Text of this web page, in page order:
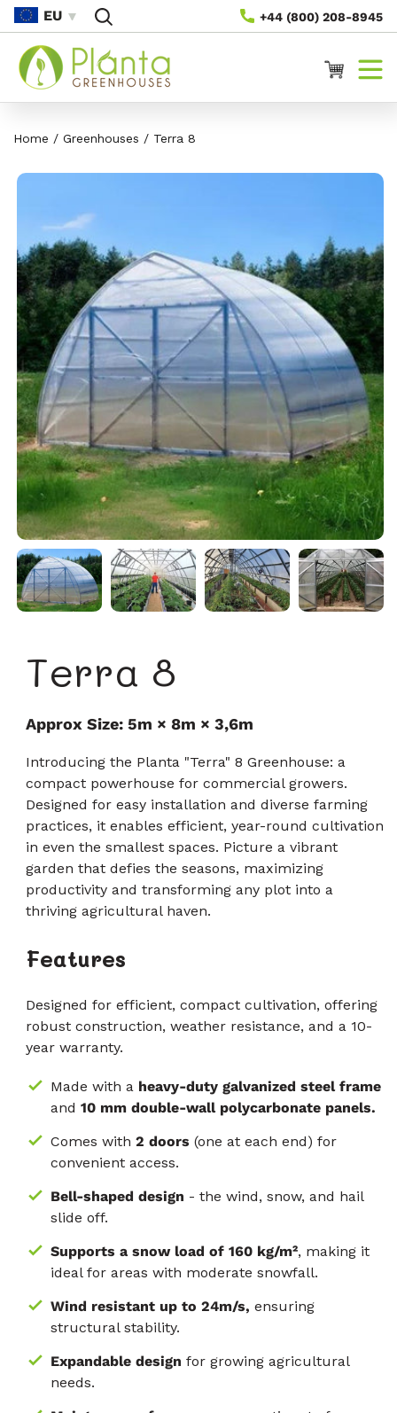
Para O
Conteúdo
+44 (800) 208-8945
EU
Carrinho
Home / Greenhouses / Terra 8
Terra 8
Approx Size: 5m × 8m × 3,6m
Introducing the Planta "Terra" 8 Greenhouse: a
compact powerhouse for commercial growers.
Designed for easy installation and diverse farming
practices, it enables efficient, year-round cultivation
in even the smallest spaces. Picture a vibrant
garden that defies the seasons, maximizing
productivity and transforming any plot into a
thriving agricultural haven.
Features
Designed for efficient, compact cultivation, offering
robust construction, weather resistance, and a 10-
year warranty.
Made with a heavy-duty galvanized steel frame
and 10 mm double-wall polycarbonate panels.
Comes with 2 doors (one at each end) for
convenient access.
Bell-shaped design - the wind, snow, and hail
slide off.
Supports a snow load of 160 kg/m², making it
ideal for areas with moderate snowfall.
Wind resistant up to 24m/s, ensuring
structural stability.
Expandable design for growing agricultural
needs.